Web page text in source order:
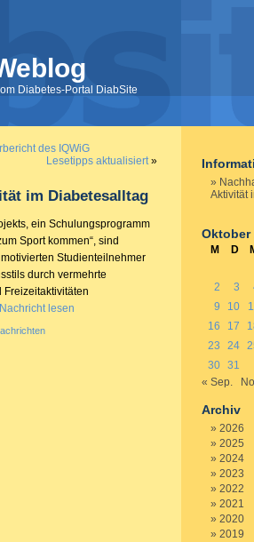
Diabetes-Portal DiabSite
des IQWiG
Lesetipps aktualisiert»
im Diabetesalltag
ein Schulungsprogramm
Sport kommen“, sind
Studienteilnehmer
durch vermehrte
Freizeitaktivitäten
Nachricht lesen
Aktivität
Oktober
M D
2
3
9
10
16
17
23
24
30 31
« Sep.
Archiv
2026
2025
2024
2023
2022
2021
2020
2019